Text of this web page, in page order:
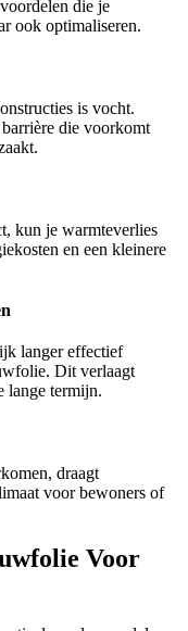
die je
ook optimaliseren.
is vocht.
die voorkomt
kun je warmteverlies
en een kleinere
langer effectief
Dit verlaagt
lange termijn.
draagt
voor bewoners of
Voor